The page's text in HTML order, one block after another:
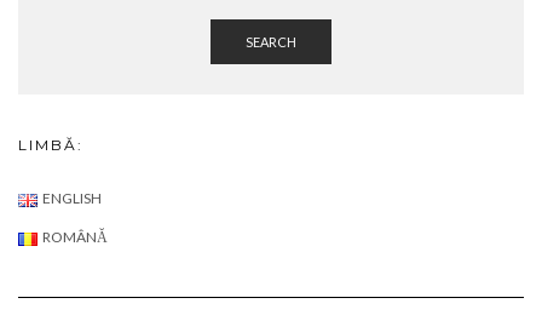
SEARCH
LIMBĂ:
ENGLISH
ROMÂNĂ